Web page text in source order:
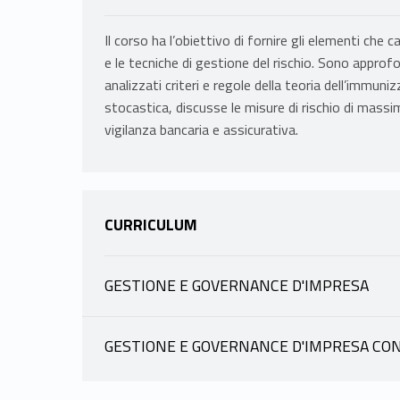
Il corso ha l’obiettivo di fornire gli elementi che
e le tecniche di gestione del rischio. Sono
analizzati criteri e regole della teoria
stocastica, discusse le misure di rischio di
vigilanza bancaria e assicurativa.
CURRICULUM
GESTIONE E GOVERNANCE D'IMPRESA
GESTIONE E GOVERNANCE D'IMPRESA